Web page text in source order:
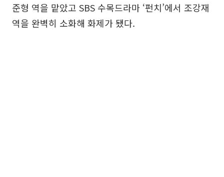
준형 역을 맡았고 SBS 수목드라마 ‘펀치’에서 조강재
역을 완벽히 소화해 화제가 됐다.